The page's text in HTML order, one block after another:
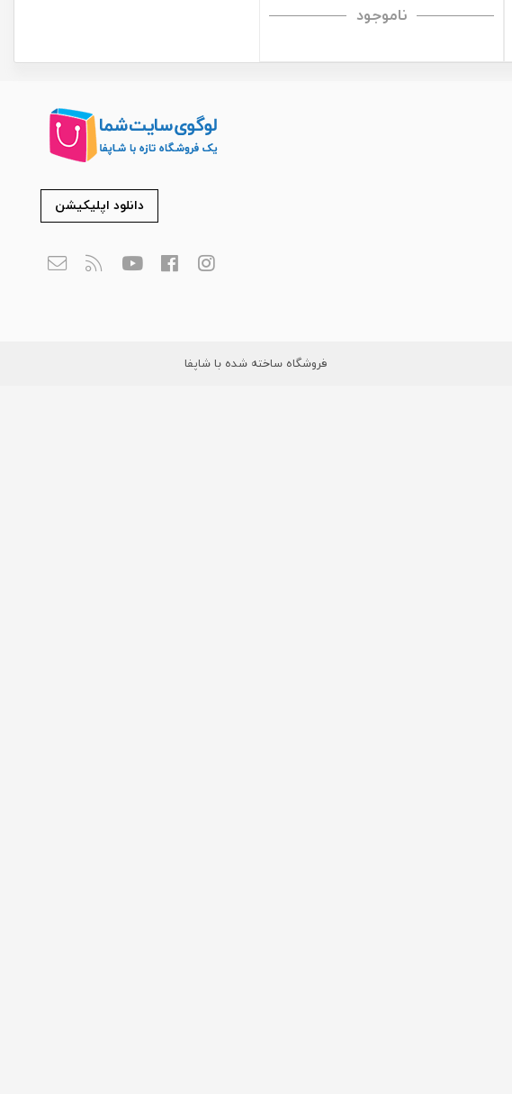
ناموجود
دانلود اپلیکیشن
فروشگاه ساخته شده با شاپفا